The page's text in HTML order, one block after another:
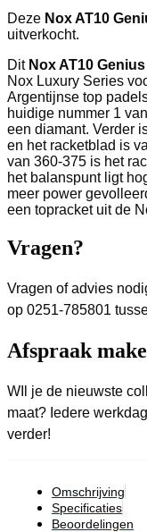
Deze Nox AT10
uitverkocht.
Dit Nox AT10
Nox Luxury Series
Argentijnse top
huidige nummer 1
een diamant. Verder
en het racketblad is
van 360-375 is het
het balanspunt ligt
meer power
een topracket uit de
Vragen?
Vragen of advies
op 0251-785801
Afspraak
WIl je de nieuwste
maat? Iedere
verder!
Omschrijving
Specificaties
Beoordelingen